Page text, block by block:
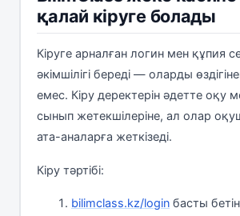
қалай кіруге болады
Кіруге арналған логин мен құпия
әкімшілігі береді — оларды
емес. Кіру деректерін әдетте оқу
сынып жетекшілеріне, ал олар
ата-аналарға жеткізеді.
Кіру тәртібі:
bilimclass.kz/login басты